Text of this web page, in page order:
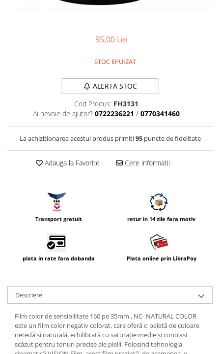
Blitz-uri TTL - Dedicate
Blitz-uri circulare (Macro)
Adaptoare stativ port umbrela si
Comander TTL
Cabluri si Patine Sincron
Alimentare auxiliara blitz
Protectie patina apa, ploaie
Bounce-uri, Softbox-uri
Ring-Flash Adaptor
Huse protectie filtre gel
Accesorii Aparate Digitale
Carduri memorie, Cititoare
Carduri memorie
95,00 Lei
STOC EPUIZAT
ALERTA STOC
Cod Produs: FH3131
Ai nevoie de ajutor? 0722236221 / 0770341460
La achizitionarea acestui produs primiti95puncte de fidelitate
Adauga la Favorite Cere informatii
Transport gratuit retur in 14 zile fara motiv
plata in rate fara dobanda Plata online prin LibraPay
Descriere
Film color de sensibilitate 160 pe 35mm , NC- NATURAL COLOR
este un film color negativ colorat, care oferă o paletă de culoare
netedă și naturală, echilibrată cu saturație medie și contrast
scăzut pentru tonuri precise ale pielii. Folosind tehnologia